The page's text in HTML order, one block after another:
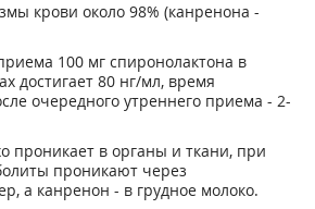
крови около 98% (канренона -
100 мг спиронолактона в
достигает 80 нг/мл, время
очередного утреннего приема - 2-
проникает в органы и ткани, при
проникают через
а канренон - в грудное молоко.